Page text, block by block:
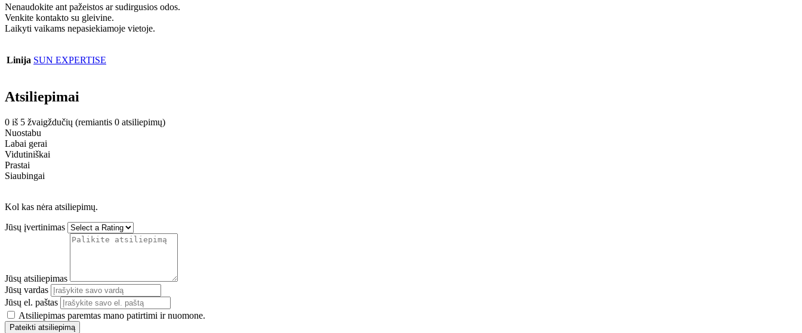
Nenaudokite ant pažeistos ar sudirgusios odos.
Venkite kontakto su gleivine.
Laikyti vaikams nepasiekiamoje vietoje.
Linija SUN EXPERTISE
Atsiliepimai
0 iš 5 žvaigždučių (remiantis 0 atsiliepimų)
Nuostabu
Labai gerai
Vidutiniškai
Prastai
Siaubingai
Kol kas nėra atsiliepimų.
Jūsų įvertinimas
Jūsų atsiliepimas
Jūsų vardas
Jūsų el. paštas
Atsiliepimas paremtas mano patirtimi ir nuomone.
Pateikti atsiliepimą